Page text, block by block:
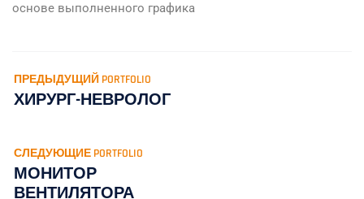
основе выполненного графика
ПРЕДЫДУЩИЙ PORTFOLIO
ХИРУРГ-НЕВРОЛОГ
СЛЕДУЮЩИЕ PORTFOLIO
МОНИТОР
ВЕНТИЛЯТОРА